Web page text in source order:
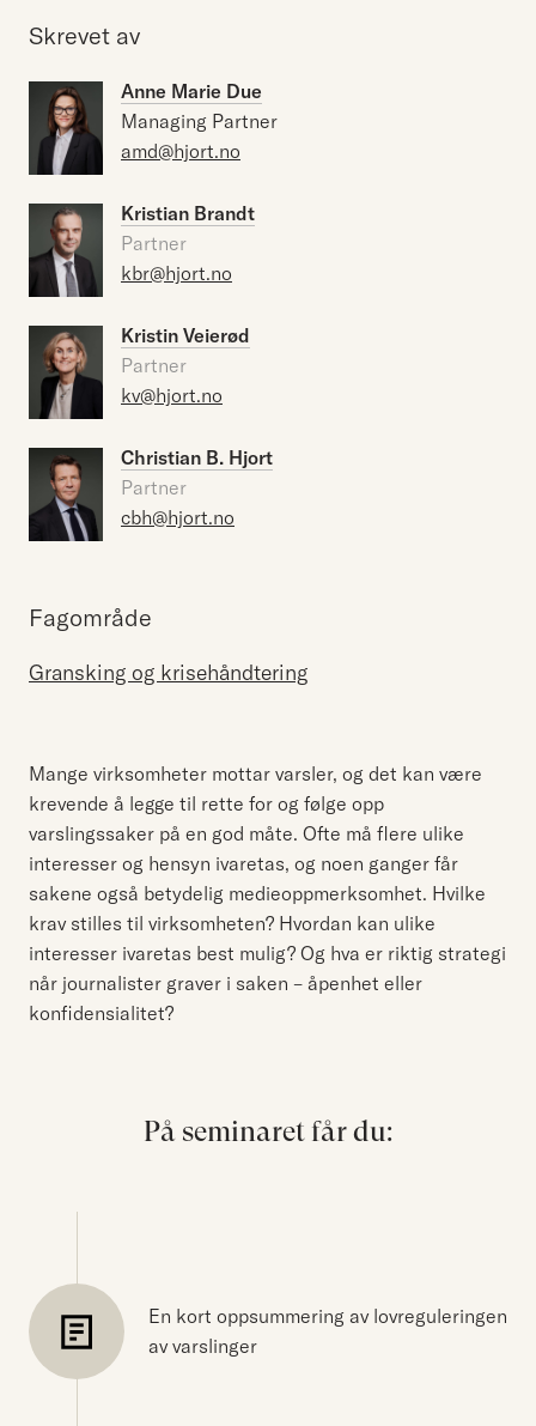
Skrevet av
Anne Marie Due
Managing Partner
amd@hjort.no
Kristian Brandt
Partner
kbr@hjort.no
Kristin Veierød
Partner
kv@hjort.no
Christian B. Hjort
Partner
cbh@hjort.no
Fagområde
Gransking og krisehåndtering
Mange virksomheter mottar varsler, og det kan være
krevende å legge til rette for og følge opp
varslingssaker på en god måte. Ofte må flere ulike
interesser og hensyn ivaretas, og noen ganger får
sakene også betydelig medieoppmerksomhet. Hvilke
krav stilles til virksomheten? Hvordan kan ulike
interesser ivaretas best mulig? Og hva er riktig strategi
når journalister graver i saken – åpenhet eller
konfidensialitet?
På seminaret får du:
En kort oppsummering av lovreguleringen
av varslinger